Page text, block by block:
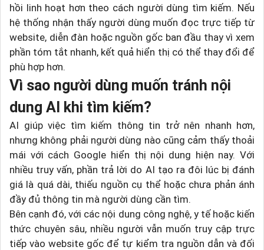
hồi linh hoạt hơn theo cách người dùng tìm kiếm. Nếu
hệ thống nhận thấy người dùng muốn đọc trực tiếp từ
website, diễn đàn hoặc nguồn gốc ban đầu thay vì xem
phần tóm tắt nhanh, kết quả hiển thị có thể thay đổi để
phù hợp hơn.
Vì sao người dùng muốn tránh nội
dung AI khi tìm kiếm?
AI giúp việc tìm kiếm thông tin trở nên nhanh hơn,
nhưng không phải người dùng nào cũng cảm thấy thoải
mái với cách Google hiển thị nội dung hiện nay. Với
nhiều truy vấn, phần trả lời do AI tạo ra đôi lúc bị đánh
giá là quá dài, thiếu nguồn cụ thể hoặc chưa phản ánh
đầy đủ thông tin mà người dùng cần tìm.
Bên cạnh đó, với các nội dung công nghệ, y tế hoặc kiến
thức chuyên sâu, nhiều người vẫn muốn truy cập trực
tiếp vào website gốc để tự kiểm tra nguồn dẫn và đối